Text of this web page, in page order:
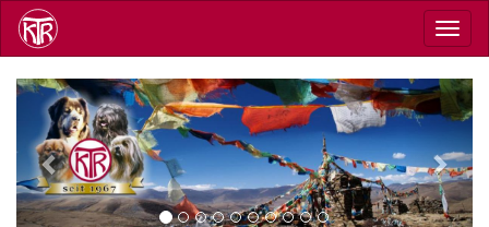
Direkt
zum
Inhalt
Previous Next